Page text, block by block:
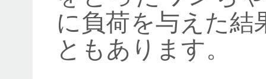
に負荷を与えた結
ともあります。